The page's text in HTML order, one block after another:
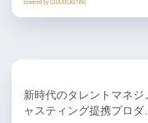
新時代のタレントマネ
ャスティング提携プロダ…